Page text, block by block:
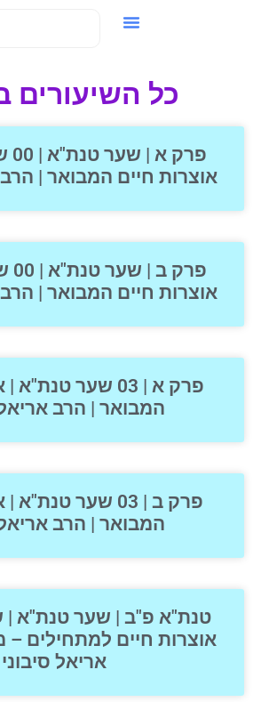
כל השיעורים
פרק א |
אוצרות חיים המבואר | הרב
פרק ב |
אוצרות חיים המבואר | הרב
פרק א | 03 שער טנת"א
המבואר | הרב אריאל
פרק ב | 03 שער טנת"א
המבואר | הרב אריאל
טנת"א פ"ב | שער טנת"א |
אוצרות חיים למתחילים –
אריאל סיבוני